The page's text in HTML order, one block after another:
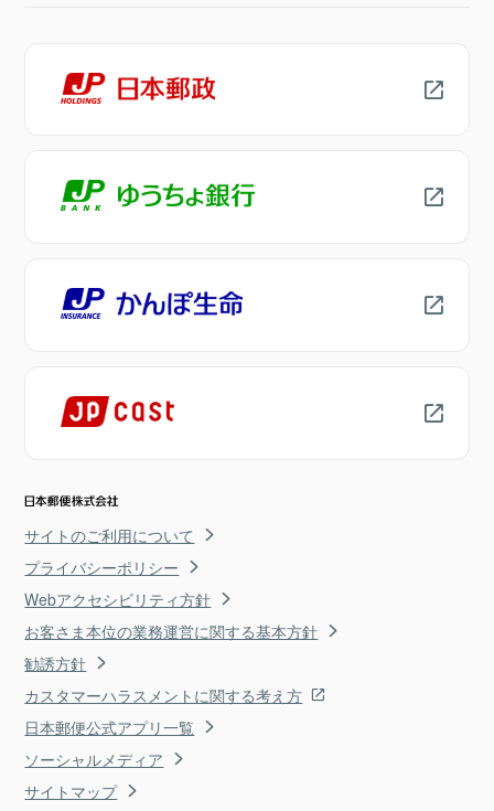
サイトのご利用について
プライバシーポリシー
Webアクセシビリティ方針
お客さま本位の業務運営に関する基本方針
勧誘方針
カスタマーハラスメントに関する考え方
日本郵便公式アプリ一覧
ソーシャルメディア
サイトマップ